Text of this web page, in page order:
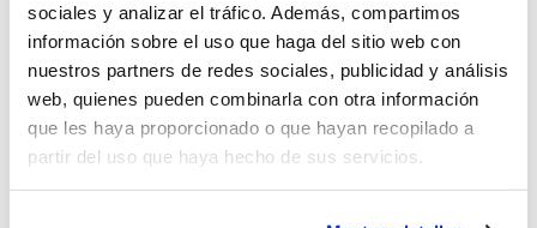
sociales y analizar el tráfico. Además, compartimos
información sobre el uso que haga del sitio web con
nuestros partners de redes sociales, publicidad y análisis
web, quienes pueden combinarla con otra información
que les haya proporcionado o que hayan recopilado a
partir del uso que haya hecho de sus servicios.
oQHnWnkU (2026-05-04)